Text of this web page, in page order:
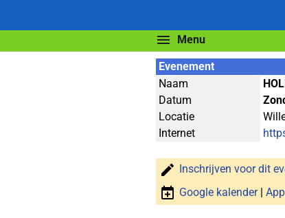
Menu
Evenement
Naam
Datum
Locatie
Internet
Inschrijven voor dit
Google kalender|